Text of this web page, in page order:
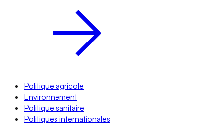
Politique agricole
Environnement
Politique sanitaire
Politiques internationales